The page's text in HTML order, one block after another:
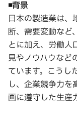
◾️背景
日本の製造業は、
断、需要変動など
とに加え、労働人
見やノウハウなど
ています。こうし
し、企業競争力
画に遵守した生産